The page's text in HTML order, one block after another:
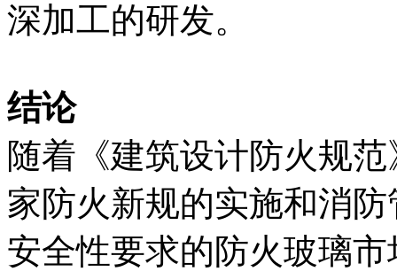
深加工的研发。
结论
随着《建筑设计防火规
家防火新规的实施和消
安全性要求的防火玻璃